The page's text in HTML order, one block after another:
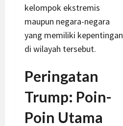
kelompok ekstremis
maupun negara-negara
yang memiliki kepentingan
di wilayah tersebut.
Peringatan
Trump: Poin-
Poin Utama